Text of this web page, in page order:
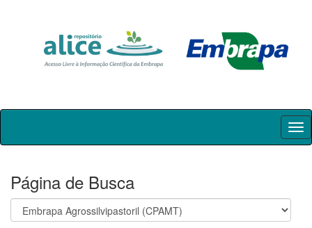
Skip
Página de Busca